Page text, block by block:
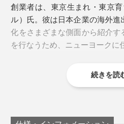
分テのアニンが豊富。
淹れ方にもよりますが、抹茶
ン量が多いので、朝の目覚め
創業者は、東京生まれ・東京
ル）氏。彼は日本企業の海外
化をさまざまな側面から紹介
を行なうため、ニューヨークに
続きを読